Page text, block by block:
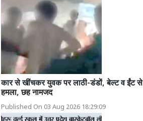
कार से खींचकर युवक पर लाठी-डंडों, बेल्ट व ईंट से
हमला, छह नामजद
Published On 03 Aug 2026 18:29:09